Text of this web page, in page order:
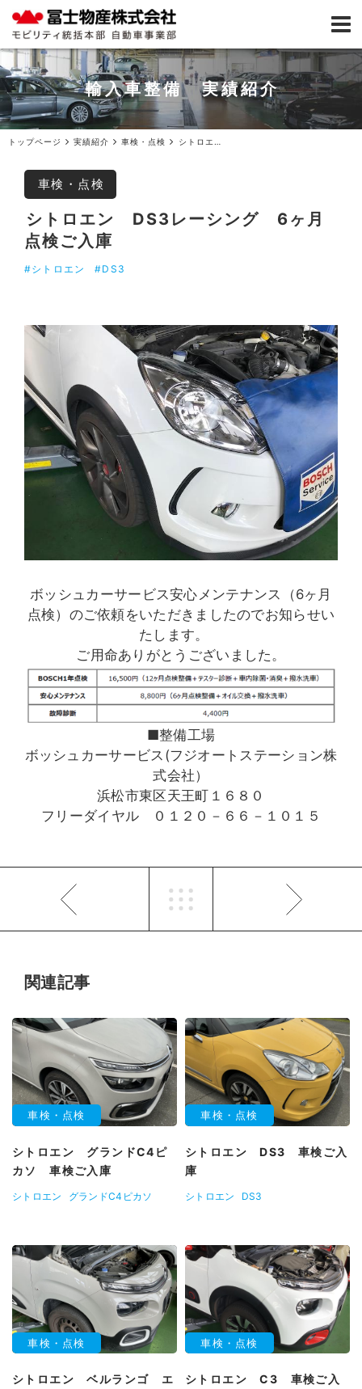
輸入車整備 実績紹介
トップページ 実績紹介 車検・点検
車検・点検
シトロエン DS3レーシング 6ヶ月
点検ご入庫
#シトロエン #DS3
ボッシュカーサービス安心メンテナンス（6ヶ月
点検）のご依頼をいただきましたのでお知らせい
たします。
ご用命ありがとうございました。
■整備工場
ボッシュカーサービス(フジオートステーション株
式会社）
浜松市東区天王町１６８０
フリーダイヤル ０１２０－６６－１０１５
関連記事
車検・点検
シトロエン グランドC4ピ
カソ 車検ご入庫
シトロエン グランドC4ピカソ
車検・点検
シトロエン DS3 車検ご入
庫
シトロエン DS3
車検・点検
シトロエン ベルランゴ エ
車検・点検
シトロエン C3 車検ご入